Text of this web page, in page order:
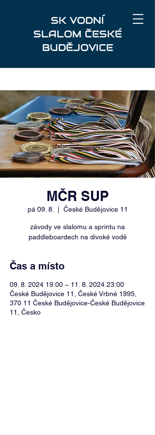
SK VODNÍ
SLALOM ČESKÉ
BUDĚJOVICE
MČR SUP
pá 09. 8. České Budějovice 11
závody ve slalomu a sprintu na
paddleboardech na divoké vodě
Čas a místo
09. 8. 2024 19:00 – 11. 8. 2024 23:00
České Budějovice 11, České Vrbné 1995,
370 11 České Budějovice-České Budějovice
11, Česko